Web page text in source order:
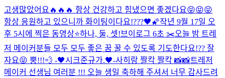
고생많았어요🔥🔥🔥 항상 건강하고 힘냈으면 좋겠다요😝😝😝
항상 응원하고 있으니까 화이팅이다요!???🖤🌠작년 9월 17일 오
후 5시에 찍은 동영상⭐️하나, 둘, 셋!브이로그 6초 ✂️오늘 밤 트레
저 메이커분들 모두 모두 좋은 꿈 꿀 수 있도록 기도한다요!?? 잘
자요😝 뿡!!!💨 -🖤시크준규가.🖤-사히랑 짤칵 짤칵 📸📸트레저
메이커 선생님 여러분 !!! 오늘 생일 축하해 주셔서 너무 감사드려